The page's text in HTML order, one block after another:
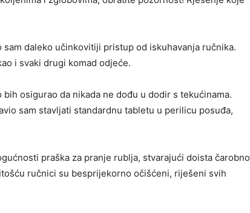
daleko učinkovitiji pristup od iskuhavanja ručnika.
i svaki drugi komad odjeće.
osigurao da nikada ne dođu u dodir s tekućinama.
sam stavljati standardnu ​​tabletu u perilicu posuđa,
praška za pranje rublja, stvarajući doista čarobno
ručnici su besprijekorno očišćeni, riješeni svih